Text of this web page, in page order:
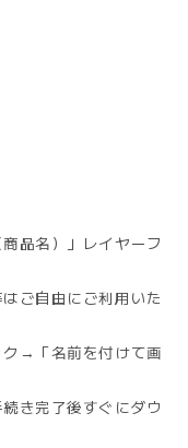
品名）」レイヤーフ
ご自由にご利用いた
ク→「名前を付けて画
き完了後すぐにダウ